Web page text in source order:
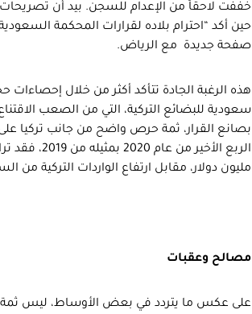
خففت لاحقاً من الإعدام للسجن. بيد أن تصريحات
حين أكد “احترام بلاده لقرارات المحكمة
صفحة جديدة مع الرياض.
هذه الرغبة الجادة تتأكد أكثر من خلال
سعودية للبضائع التركية، التي من الصعب
بصانع القرار، ثمة حرص واضح من جانب تركيا على
مليون دولار، مقابل ارتفاع الواردات التركية من السعودية من 441 إلى
مصالح وعقبات
على عكس ما يتردد في بعض الأوساط، ليس ثمة